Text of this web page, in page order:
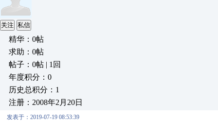
关注 私信
精华：0帖
求助：0帖
帖子：0帖 | 1回
年度积分：0
历史总积分：1
注册：2008年2月20日
发表于：2019-07-19 08:53:39